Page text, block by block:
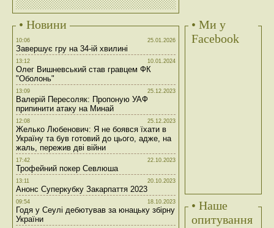
• Новини
10:06 25.01.2026
Завершує гру на 34-ій хвилині
13:12 10.01.2024
Олег Вишневський став гравцем ФК
"Оболонь"
13:09 25.12.2023
Валерій Пересоляк: Пропоную УАФ
припинити атаку на Минай
12:08 25.12.2023
Желько Любенович: Я не боявся їхати в
Україну та був готовий до цього, адже, на
жаль, пережив дві війни
17:42 22.10.2023
Трофейний покер Севлюша
13:11 20.10.2023
Анонс Суперкубку Закарпаття 2023
09:54 18.10.2023
Годя у Сеулі дебютував за юнацьку збірну
України
• Ми у
Facebook
• Наше
опитування